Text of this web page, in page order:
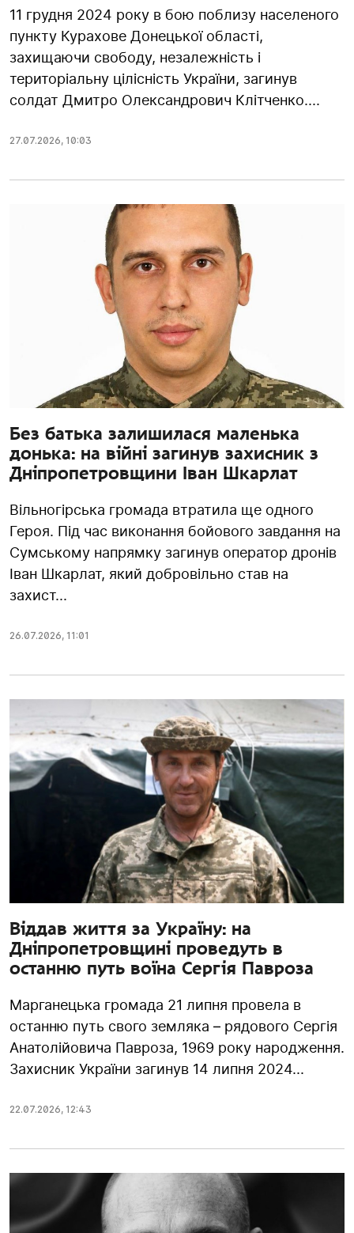
11 грудня 2024 року в бою поблизу населеного
пункту Курахове Донецької області,
захищаючи свободу, незалежність і
територіальну цілісність України, загинув
солдат Дмитро Олександрович Клітченко....
27.07.2026, 10:03
Без батька залишилася маленька
донька: на війні загинув захисник з
Дніпропетровщини Іван Шкарлат
Вільногірська громада втратила ще одного
Героя. Під час виконання бойового завдання на
Сумському напрямку загинув оператор дронів
Іван Шкарлат, який добровільно став на
захист...
26.07.2026, 11:01
Віддав життя за Україну: на
Дніпропетровщині проведуть в
останню путь воїна Сергія Павроза
Марганецька громада 21 липня провела в
останню путь свого земляка – рядового Сергія
Анатолійовича Павроза, 1969 року народження.
Захисник України загинув 14 липня 2024...
22.07.2026, 12:43